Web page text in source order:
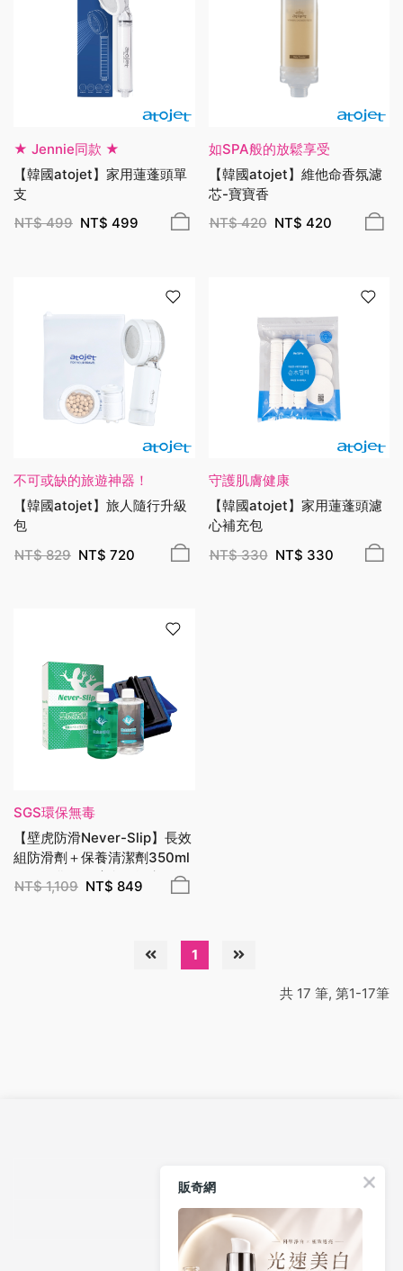
★ Jennie同款 ★
【韓國atojet】家用蓮蓬頭單
支
NT$499 NT$ 499
如SPA般的放鬆享受
【韓國atojet】維他命香氛濾
芯-寶寶香
NT$420 NT$ 420
不可或缺的旅遊神器！
【韓國atojet】旅人隨行升級
包
NT$829 NT$ 720
守護肌膚健康
【韓國atojet】家用蓮蓬頭濾
心補充包
NT$330 NT$ 330
SGS環保無毒
【壁虎防滑Never-Slip】長效
組防滑劑＋保養清潔劑350ml
附刷＋盆組（適合二坪空間使
用）
NT$1,109 NT$ 849
1
共 17 筆, 第1-17筆
關於我們
會員服務
販奇網